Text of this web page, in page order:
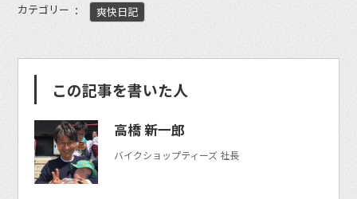
カテゴリー 爽快日記
この記事を書いた人
高橋 新一郎
バイクショップティーズ 社長